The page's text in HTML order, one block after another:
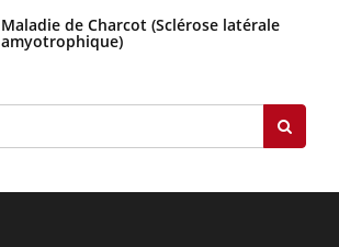
Maladie de Charcot (Sclérose latérale
amyotrophique)